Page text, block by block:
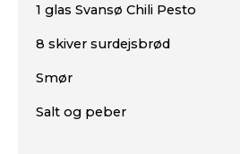
1 glas Svansø Chili Pesto
8 skiver surdejsbrød
Smør
Salt og peber